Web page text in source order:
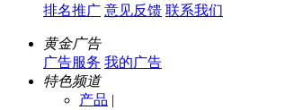
排名推广 意见反馈 联系我们
黄金广告
广告服务 我的广告
特色频道
产品 |